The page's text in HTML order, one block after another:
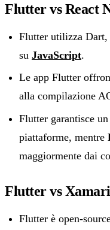
Flutter vs React
Flutter utilizza Dart,
su JavaScript.
Le app Flutter
alla compilazione
Flutter garantisce
piattaforme, mentre
maggiormente dai
Flutter vs
Flutter è open-